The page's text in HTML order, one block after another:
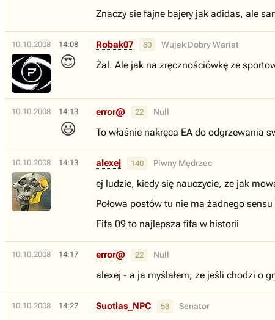
Znaczy sie fajne bajery jak adidas, ale
10.10.2008 14:08
😍
Robak07 60 Wujek Dobry Wariat
Żal. Ale jak na zręcznościówkę ze
10.10.2008 14:13
😃
error@ 22 Null
To właśnie nakręca EA do odgrzewania
10.10.2008 14:13 alexej 140 Piwny Mędrzec
ej ludzie, kiedy się nauczycie, ze jak
Połowa postów tu nie ma żadnego
Fifa 09 to najlepsza fifa w historii
10.10.2008 14:17 error@ 22 Null
alexej - a ja myślałem, ze jeśli chodzi o
10.10.2008 14:22 Suotlas_NPC 53 Senator